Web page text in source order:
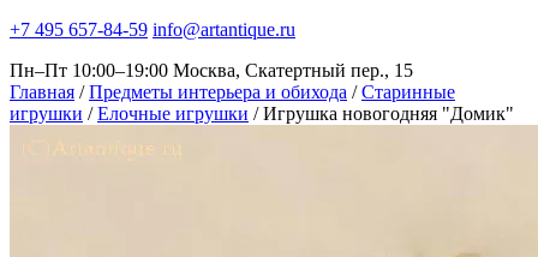
+7 495 657-84-59 info@artantique.ru
Пн–Пт 10:00–19:00 Москва, Скатертный пер., 15
Главная / Предметы интерьера и обихода / Старинные
игрушки / Елочные игрушки / Игрушка новогодняя "Домик"